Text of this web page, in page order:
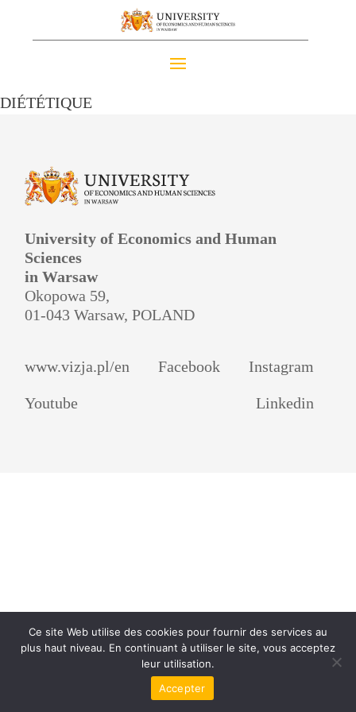
DIÉTÉTIQUE
University of Economics and Human
Sciences
in Warsaw
Okopowa 59,
01-043 Warsaw, POLAND
www.vizja.pl/en Facebook Instagram
Youtube Linkedin
Ce site Web utilise des cookies pour fournir des services au
plus haut niveau. En continuant à utiliser le site, vous acceptez
leur utilisation.
Accepter